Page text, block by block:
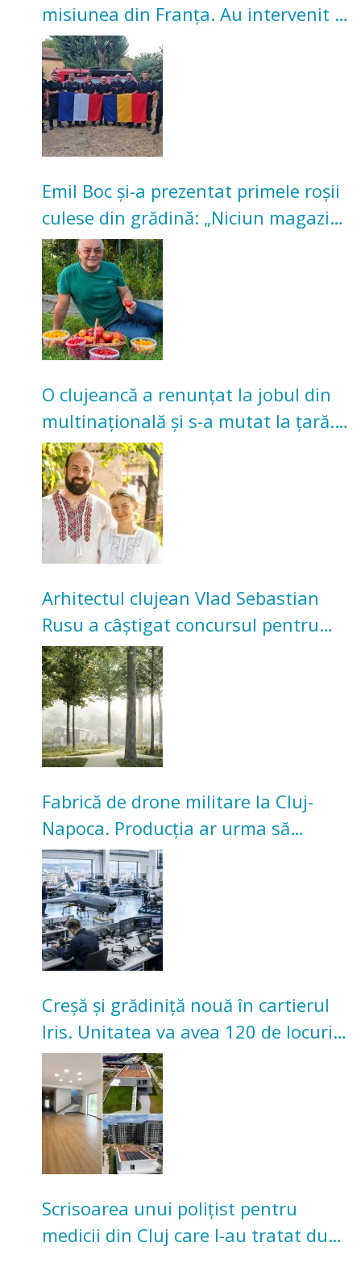
misiunea din Franța. Au intervenit la
incendii de vegetație și pădure
Emil Boc și-a prezentat primele roșii
culese din grădină: „Niciun magazin
nu poate oferi această satisfacție”
O clujeancă a renunțat la jobul din
multinațională și s-a mutat la țară.
Acum cultivă legume în grădina
bunicilor
Arhitectul clujean Vlad Sebastian
Rusu a câștigat concursul pentru
transformarea Grădinii Casei
Universitarilor
Fabrică de drone militare la Cluj-
Napoca. Producția ar urma să
înceapă în toamna acestui an
Creșă și grădiniță nouă în cartierul
Iris. Unitatea va avea 120 de locuri
pentru copii
Scrisoarea unui polițist pentru
medicii din Cluj care l-au tratat după